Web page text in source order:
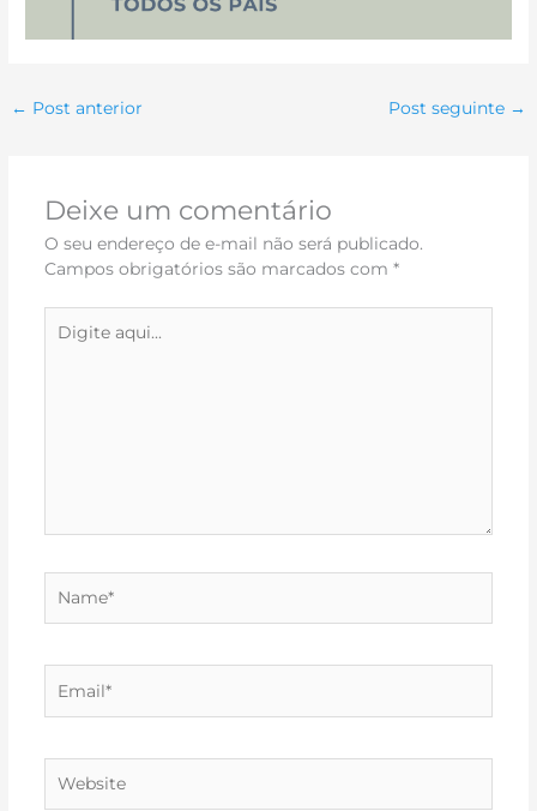
← Post anterior Post seguinte →
Deixe um comentário
O seu endereço de e-mail não será publicado.
Campos obrigatórios são marcados com *
aqui...